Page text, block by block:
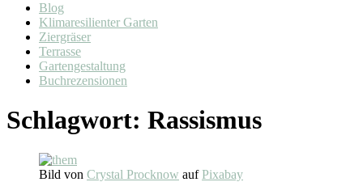
Blog
Klimaresilienter Garten
Ziergräser
Terrasse
Gartengestaltung
Buchrezensionen
Schlagwort: Rassismus
Bild von Crystal Procknow aufPixabay